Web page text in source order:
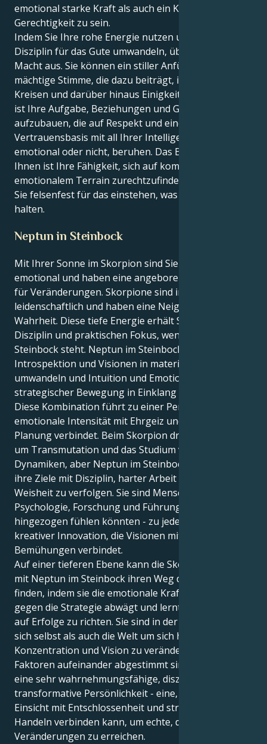
emotional starke Kraft als auch ein Kämpfer für
Gerechtigkeit zu sein.
Indem Sie Ihre rohe Energie nutzen und sie in eine
Disziplin für das Gute umwandeln, üben Sie echte
Macht aus. Sie können ein stiller Anführer sein, eine
mächtige Stimme, die dazu beiträgt, in Ihren sozialen
Kreisen und darüber hinaus Einigkeit zu erzielen. Es
ist Ihre Aufgabe, Beziehungen und Gemeinschaften
aufzubauen, die auf Respekt und einer sicheren
Vertrauensbasis mit all Ihrer Intelligenz, ob
emotional oder nicht, beruhen. Das Besondere an
Ihnen ist Ihre Fähigkeit, sich auf kompliziertem
emotionalem Terrain zurechtzufinden, auch wenn
Sie felsenfest für das einstehen, was Sie für richtig
halten.
Neptun in Steinbock
Mit Ihrer Sonne im Skorpion sind Sie intensiv,
emotional und haben eine angeborene Motivation
für Veränderungen. Skorpione sind intuitiv,
leidenschaftlich und haben eine Neigung zur
Wahrheit. Diese tiefe Energie erhält Struktur,
Disziplin und praktischen Fokus, wenn Neptun im
Steinbock steht. Neptun im Steinbock möchte
Introspektion und Visionen in materielle Ergebnisse
umwandeln und Intuition und Emotionen mit
strategischer Bewegung in Einklang bringen.
Diese Kombination führt zu einer Person, die eine
emotionale Intensität mit Ehrgeiz und kaltblütiger
Planung verbindet. Beim Skorpion dreht sich alles
um Transmutation und das Studium verborgener
Dynamiken, aber Neptun im Steinbock ermutigt sie,
ihre Ziele mit Disziplin, harter Arbeit und praktischer
Weisheit zu verfolgen. Sie sind Menschen, die sich zu
Psychologie, Forschung und Führungsarbeit
hingezogen fühlen könnten - zu jeder Form von
kreativer Innovation, die Visionen mit methodischen
Bemühungen verbindet.
Auf einer tieferen Ebene kann die Skorpion-Sonne
mit Neptun im Steinbock ihren Weg durch das Leben
finden, indem sie die emotionale Kraft der Intensität
gegen die Strategie abwägt und lernt, ihre Intensität
auf Erfolge zu richten. Sie sind in der Lage, sowohl
sich selbst als auch die Welt um sich herum durch
Konzentration und Vision zu verändern. Wenn diese
Faktoren aufeinander abgestimmt sind, ergibt sich
eine sehr wahrnehmungsfähige, disziplinierte und
transformative Persönlichkeit - eine, die emotionale
Einsicht mit Entschlossenheit und strategischem
Handeln verbinden kann, um echte, dauerhafte
Veränderungen zu erreichen.